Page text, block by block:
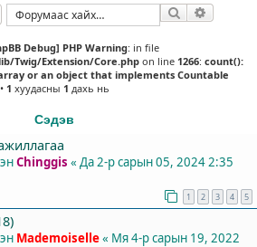
Хайлт
Debug] PHP Warning: in file
Twig/Extension/Core.phpon line 1266: count():
or an object that implements Countable
• 1 хуудасны 1 дахь нь
Сэдэв
Chinggis « Да 2-р сарын 05, 2024 2:35
1 2 3 4 5
Mademoiselle« Мя 4-р сарын 19, 2022